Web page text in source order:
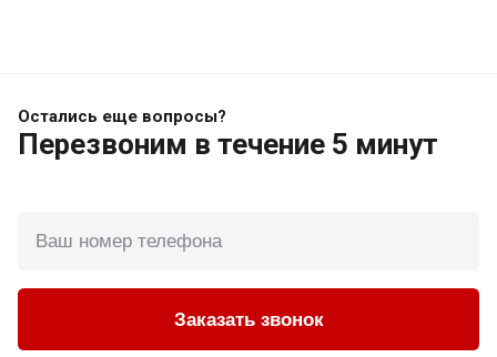
Остались еще вопросы?
Перезвоним в течение 5 минут
Заказать звонок